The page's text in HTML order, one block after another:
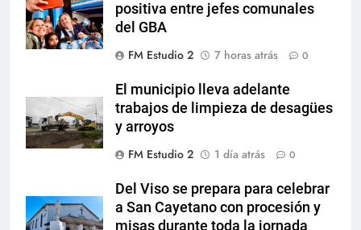
positiva entre jefes comunales
del GBA
FM Estudio 2
7 horas atrás 0
El municipio lleva adelante
trabajos de limpieza de desagües
y arroyos
FM Estudio 2
1 día atrás 0
Del Viso se prepara para celebrar
a San Cayetano con procesión y
misas durante toda la jornada